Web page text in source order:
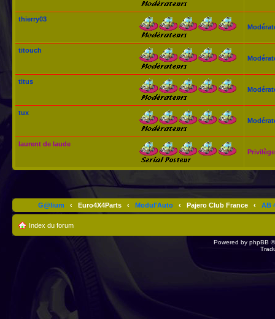
thierry03
titouch
titus
tux
laurent de laude
Privilège
G@lium ‹ Euro4X4Parts ‹ Modul'Auto ‹ Pajero Club France ‹ AB
Index du forum
Powered by phpBB